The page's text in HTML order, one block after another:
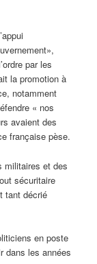
par les
la promotion à
notamment
« nos
avaient des
française pèse.
militaires et des
sécuritaire
tant décrié
en poste
dans les années